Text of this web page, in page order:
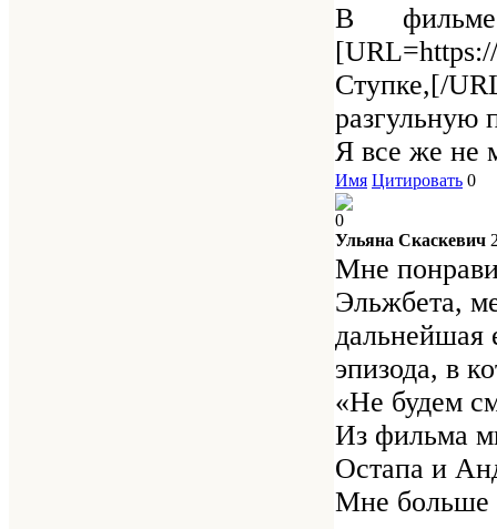
В фильме
Ступке,[/
разгульную
Я все же не
Имя Цитировать 0
0
Ульяна Скаскевич
Мне
Эльжбета,
дальнейшая
эпизода, в
«Не будем
Из фильма
Остапа и
Мне больше